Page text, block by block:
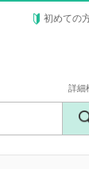
初めての
詳細